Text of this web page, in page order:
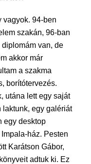
vagyok. 94-ben
szakán, 96-ban
diplomám van, de
akkor már
a szakma
borítótervezés.
utána lett egy saját
laktunk, egy galériát
egy desktop
ház. Pesten
Karátson Gábor,
adtuk ki. Ez